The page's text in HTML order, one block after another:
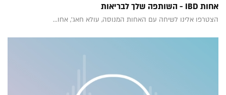
אחות IBD - השותפה שלך לבריאות
הצטרפו אלינו לשיחה עם האחות המנוסה, עולא חאג', אחו...